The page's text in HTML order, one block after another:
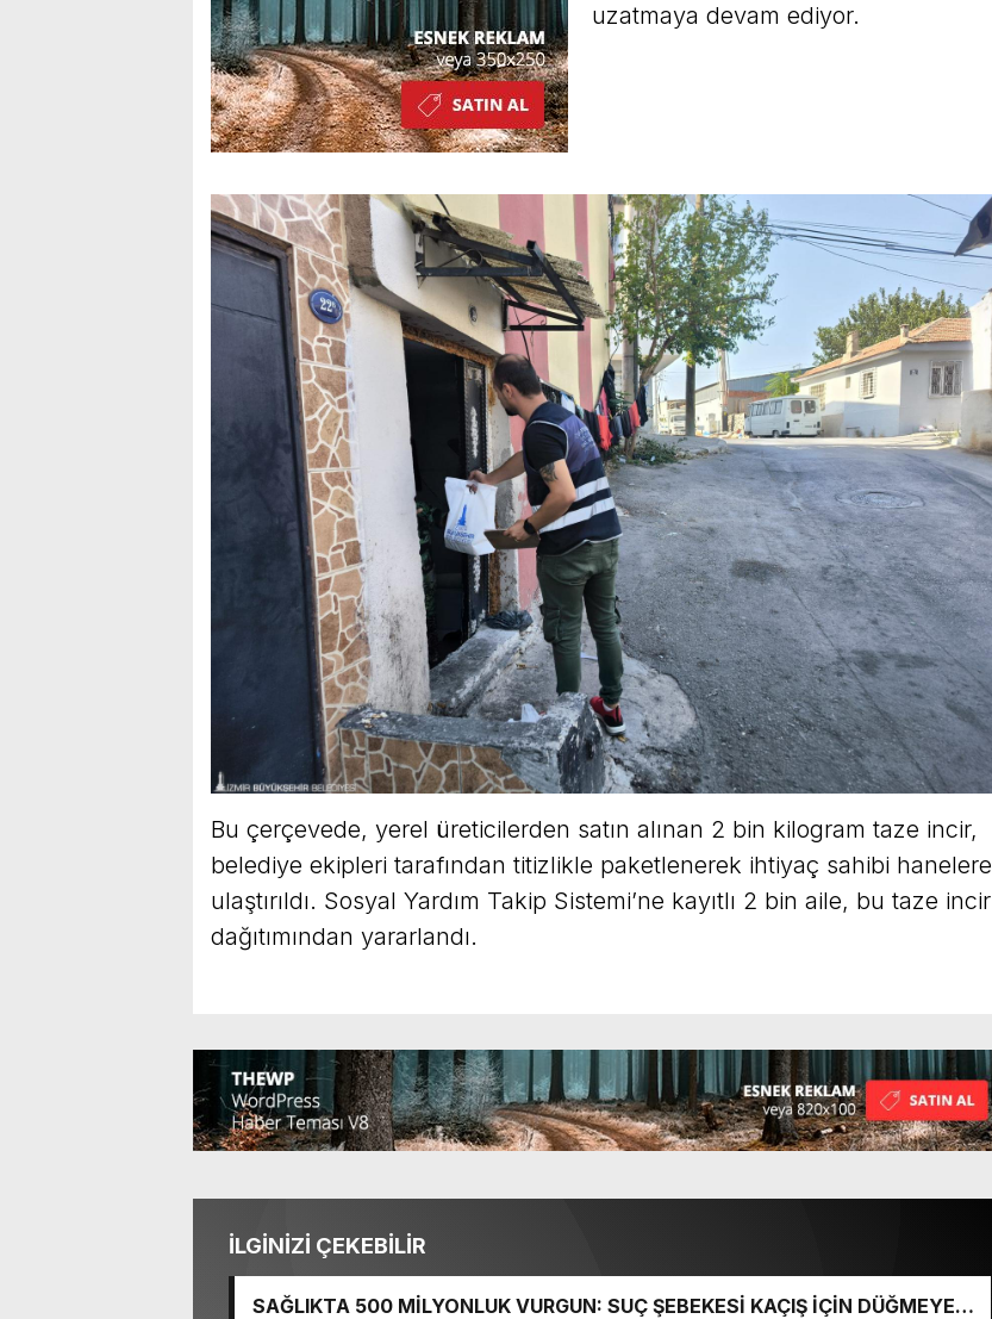
uzatmaya devam ediyor.
Bu çerçevede, yerel üreticilerden satın alınan 2 bin kilogram taze incir,
belediye ekipleri tarafından titizlikle paketlenerek ihtiyaç sahibi hanelere
ulaştırıldı. Sosyal Yardım Takip Sistemi’ne kayıtlı 2 bin aile, bu taze incir
dağıtımından yararlandı.
İLGİNİZİ ÇEKEBİLİR
SAĞLIKTA 500 MİLYONLUK VURGUN: SUÇ ŞEBEKESİ KAÇIŞ İÇİN DÜĞMEYE